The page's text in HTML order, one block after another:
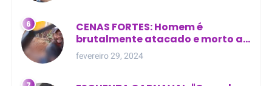
CENAS FORTES: Homem é
brutalmente atacado e morto a
golpes de facão em joão lisboa
fevereiro 29, 2024